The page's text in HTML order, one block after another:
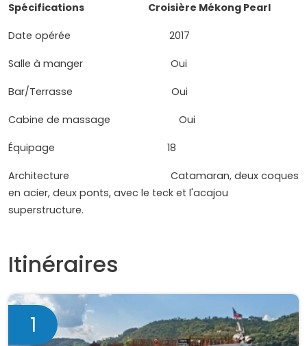
Spécifications Croisière Mékong Pearl
Date opérée 2017
Salle à manger Oui
Bar/Terrasse Oui
Cabine de massage Oui
Équipage 18
Architecture Catamaran, deux coques
en acier, deux ponts, avec le teck et l'acajou
superstructure.
Itinéraires
1